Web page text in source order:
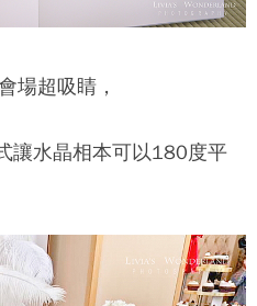
場超吸睛，
讓水晶相本可以180度平